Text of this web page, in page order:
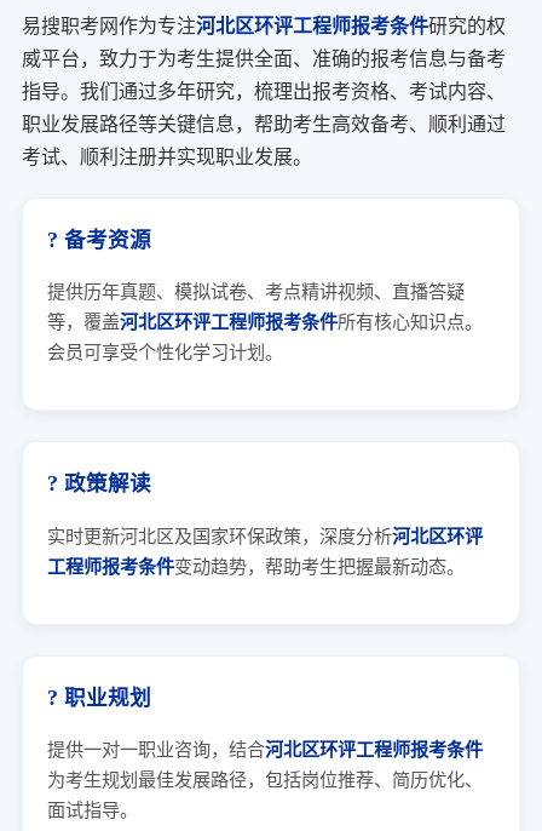
易搜职考网作为专注河北区环评工程师报考条件研究的权
威平台，致力于为考生提供全面、准确的报考信息与备考
指导。我们通过多年研究，梳理出报考资格、考试内容、
职业发展路径等关键信息，帮助考生高效备考、顺利通过
考试、顺利注册并实现职业发展。
? 备考资源
提供历年真题、模拟试卷、考点精讲视频、直播答疑
等，覆盖河北区环评工程师报考条件所有核心知识点。
会员可享受个性化学习计划。
? 政策解读
实时更新河北区及国家环保政策，深度分析河北区环评
工程师报考条件变动趋势，帮助考生把握最新动态。
? 职业规划
提供一对一职业咨询，结合河北区环评工程师报考条件
为考生规划最佳发展路径，包括岗位推荐、简历优化、
面试指导。